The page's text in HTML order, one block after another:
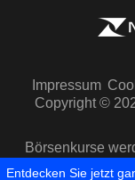
Impressum
Copyright ©
Börsenkurse
Entdecken Sie jetzt